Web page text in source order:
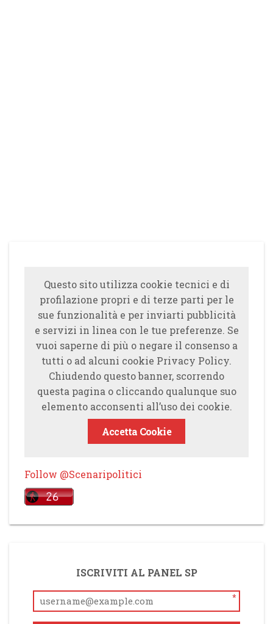
Questo sito utilizza cookie tecnici e di
profilazione propri e di terze parti per le
sue funzionalità e per inviarti pubblicità
e servizi in linea con le tue preferenze. Se
vuoi saperne di più o negare il consenso a
tutti o ad alcuni cookie Privacy Policy.
Chiudendo questo banner, scorrendo
questa pagina o cliccando qualunque suo
elemento acconsenti all’uso dei cookie.
Accetta Cookie
Follow @Scenaripolitici
ISCRIVITI AL PANEL SP
*